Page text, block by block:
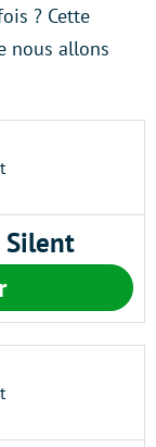
? Cette
nous allons
Silent